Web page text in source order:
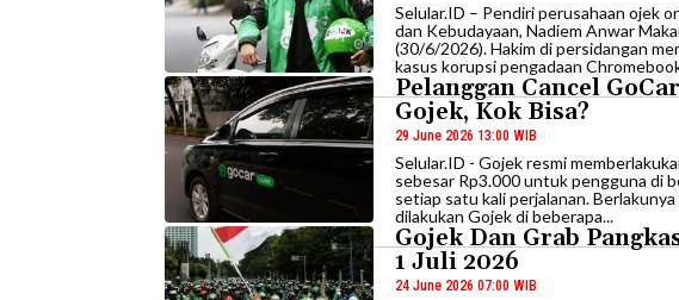
Selular.ID – Pendiri perusahaan ojek
dan Kebudayaan, Nadiem Anwar
(30/6/2026). Hakim di persidangan
kasus korupsi pengadaan
Pelanggan Cancel
Gojek, Kok Bisa?
29 June 2026 13:00 WIB
Selular.ID - Gojek resmi
sebesar Rp3.000 untuk pengguna di
setiap satu kali perjalanan.
dilakukan Gojek di beberapa...
Gojek Dan Grab
1 Juli 2026
24 June 2026 07:00 WIB